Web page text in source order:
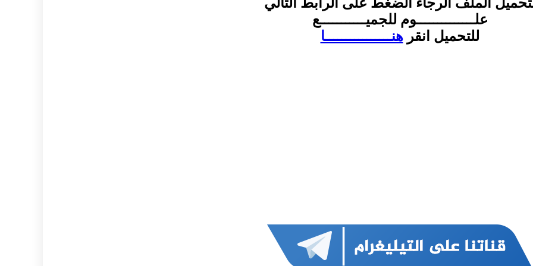
علــــــــــــــوم للجميـــــــــــع
للتحميل انقرهنــــــــــــــــا